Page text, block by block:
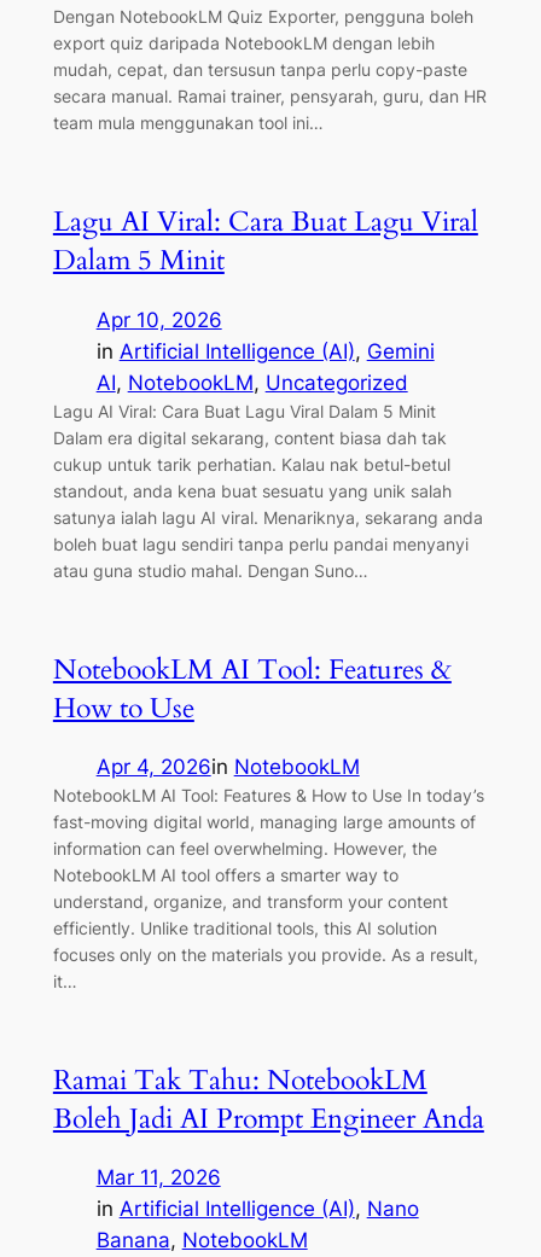
Dengan NotebookLM Quiz Exporter, pengguna boleh
export quiz daripada NotebookLM dengan lebih
mudah, cepat, dan tersusun tanpa perlu copy-paste
secara manual. Ramai trainer, pensyarah, guru, dan HR
team mula menggunakan tool ini…
Lagu AI Viral: Cara Buat Lagu Viral
Dalam 5 Minit
Apr 10, 2026
in Artificial Intelligence (AI), Gemini
AI, NotebookLM, Uncategorized
Lagu AI Viral: Cara Buat Lagu Viral Dalam 5 Minit
Dalam era digital sekarang, content biasa dah tak
cukup untuk tarik perhatian. Kalau nak betul-betul
standout, anda kena buat sesuatu yang unik salah
satunya ialah lagu AI viral. Menariknya, sekarang anda
boleh buat lagu sendiri tanpa perlu pandai menyanyi
atau guna studio mahal. Dengan Suno…
NotebookLM AI Tool: Features &
How to Use
Apr 4, 2026in NotebookLM
NotebookLM AI Tool: Features & How to Use In today’s
fast-moving digital world, managing large amounts of
information can feel overwhelming. However, the
NotebookLM AI tool offers a smarter way to
understand, organize, and transform your content
efficiently. Unlike traditional tools, this AI solution
focuses only on the materials you provide. As a result,
it…
Ramai Tak Tahu: NotebookLM
Boleh Jadi AI Prompt Engineer Anda
Mar 11, 2026
in Artificial Intelligence (AI), Nano
Banana, NotebookLM